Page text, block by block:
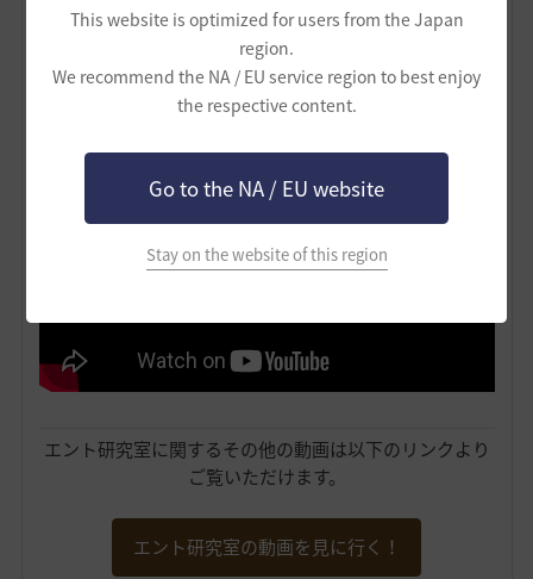
This website is optimized for users from the Japan
region.
We recommend the NA / EU service region to best enjoy
the respective content.
Go to the NA / EU website
Stay on the website of this region
重帆船の種類を解説した動画
エント研究室に関するその他の動画は以下のリンクより
ご覧いただけます。
エント研究室の動画を見に行く！